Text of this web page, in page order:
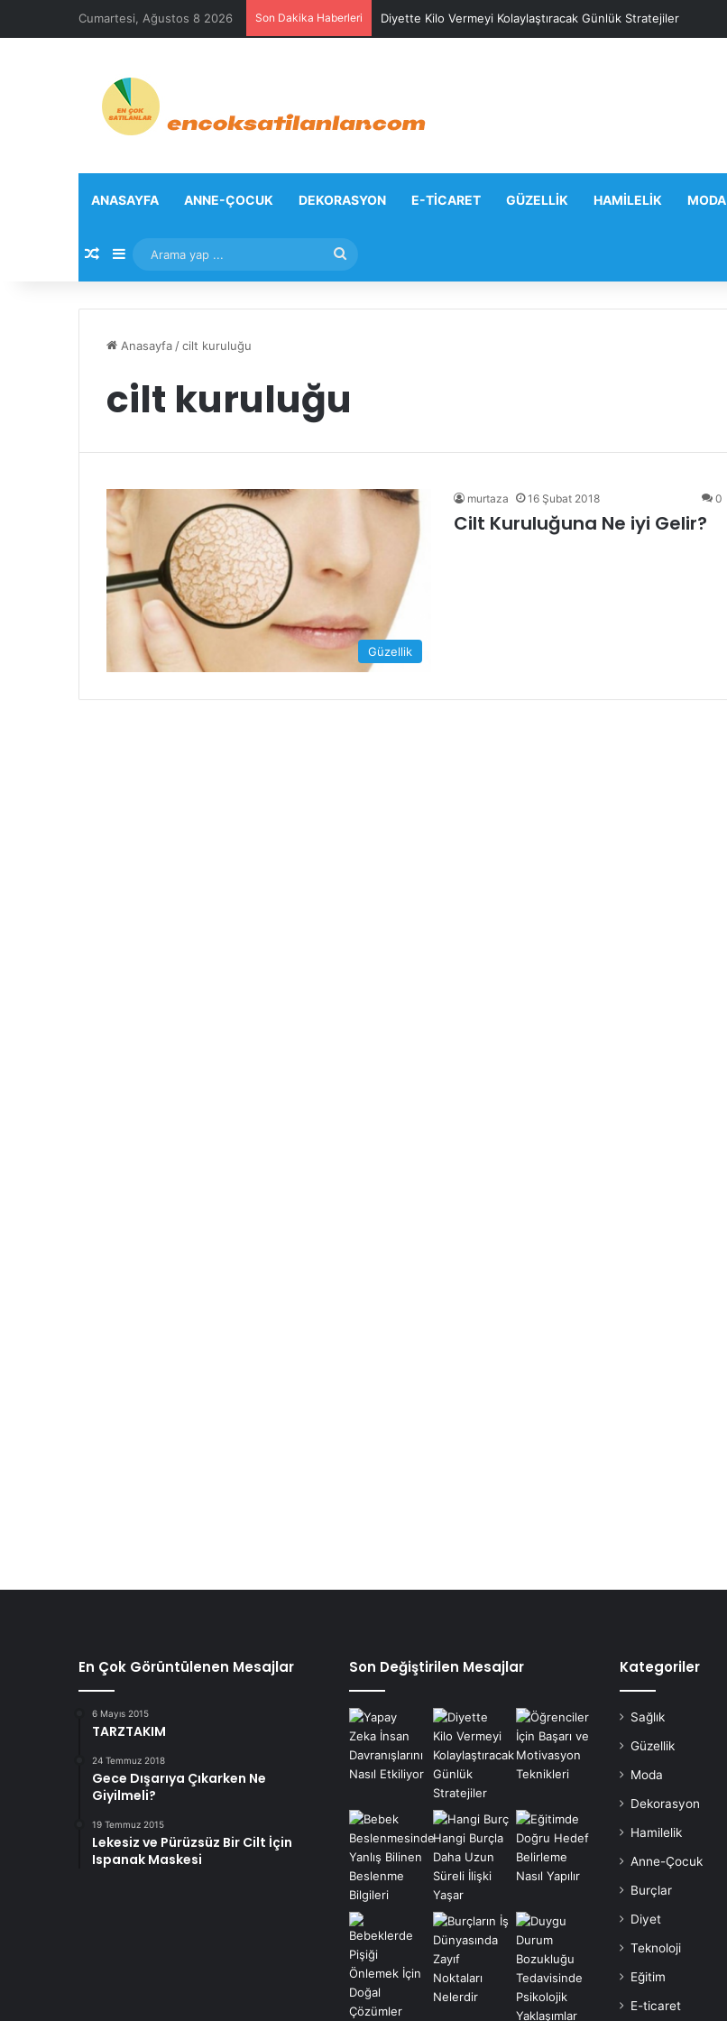
Cumartesi, Ağustos 8 2026 Son Dakika Haberleri Diyette Kilo Vermeyi Kolaylaştıracak Günlük Stratejiler
ANASAYFA ANNE-ÇOCUK DEKORASYON E-TICARET GÜZELLIK HAMILELIK MODA
Rastgele Makale
Kenar Bölmesi
yap
Anasayfa /cilt kuruluğu
cilt kuruluğu
Güzellik
murtaza 16 Şubat 2018 0
Cilt Kuruluğuna Ne iyi Gelir?
En Çok Görüntülenen Mesajlar
6 Mayıs 2015
TARZTAKIM
24 Temmuz 2018
Gece Dışarıya Çıkarken Ne
Giyilmeli?
19 Temmuz 2015
Lekesiz ve Pürüzsüz Bir Cilt İçin
Ispanak Maskesi
Son Değiştirilen Mesajlar Kategoriler
Sağlık
Güzellik
Moda
Dekorasyon
Hamilelik
Anne-Çocuk
Burçlar
Diyet
Teknoloji
Eğitim
E-ticaret